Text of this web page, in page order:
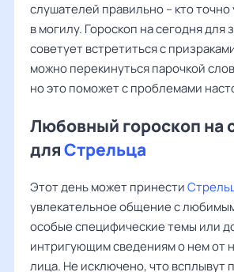
слушателей правильно – кто
в могилу. Гороскоп на сегодня для
советует встретиться с
можно перекинуться парочкой
но это поможет с проблемами
Любовный гороскоп на
дляСтрельца
Этот день может принести
увлекательное общение с
особые специфические темы или
интригующим сведениям о нем от
лица. Не исключено, что всплывут